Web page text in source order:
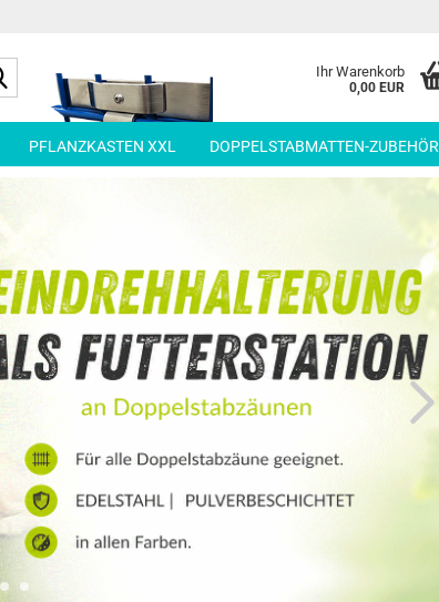
Ihr Warenkorb
0,00 EUR
PFLANZKASTEN XXL DOPPELSTABMATTEN-ZUBEHÖR